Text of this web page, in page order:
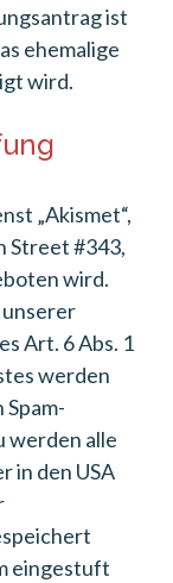
ist
ehemalige
wird.
„Akismet“,
Street #343,
wird.
Art. 6 Abs. 1
werden
werden alle
in den USA
eingestuft